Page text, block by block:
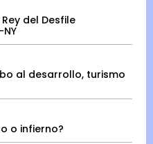
del Desfile
al desarrollo, turismo
o infierno?